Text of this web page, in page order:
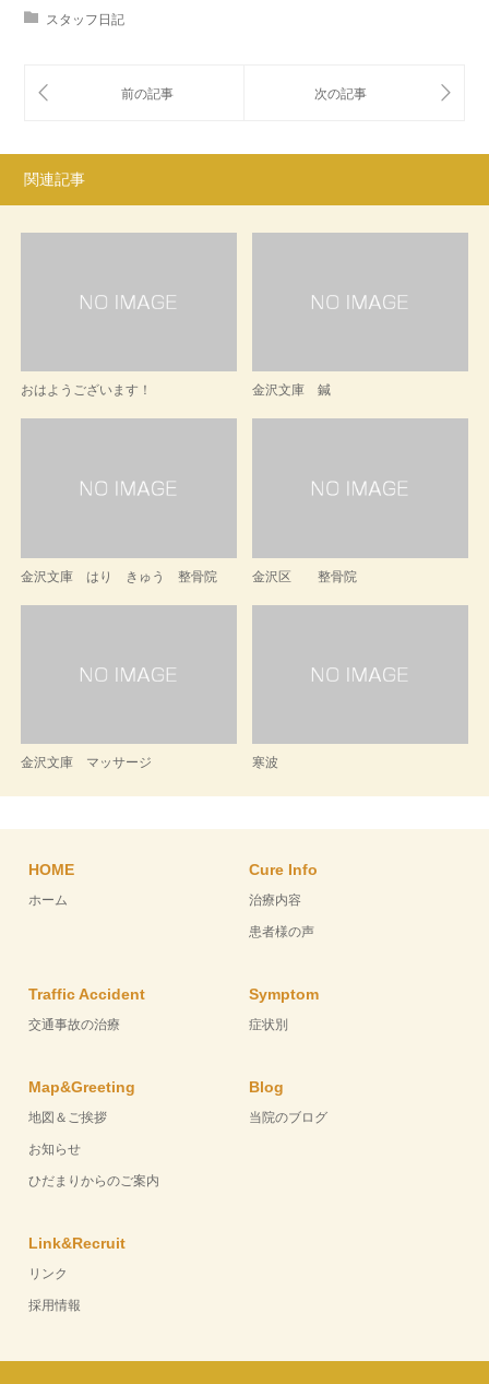
スタッフ日記
関連記事
おはようございます！ 金沢文庫 鍼
金沢文庫 はり きゅう 整骨院 金沢区 整骨院
金沢文庫 マッサージ 寒波
HOME
ホーム
Cure Info
治療内容
患者様の声
Traffic Accident
交通事故の治療
Symptom
症状別
Map&Greeting
地図＆ご挨拶
お知らせ
ひだまりからのご案内
Blog
当院のブログ
Link&Recruit
リンク
採用情報